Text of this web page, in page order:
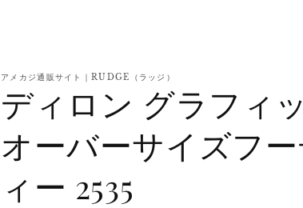
アメカジ通販サイト｜RUDGE（ラッジ）
ディロン グラフィ
オーバーサイズフ
ィー 2535